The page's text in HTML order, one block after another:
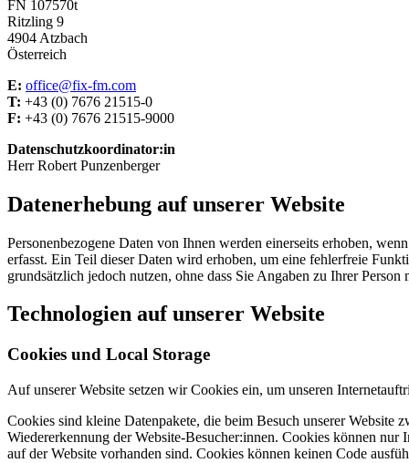
FN 107570t
Ritzling 9
4904 Atzbach
Österreich
E: office@fix-fm.com
T: +43 (0) 7676 21515-0
F: +43 (0) 7676 21515-9000
Datenschutzkoordinator:in
Herr Robert Punzenberger
Datenerhebung auf unserer Website
Personenbezogene Daten von Ihnen werden einerseits erhoben,
erfasst. Ein Teil dieser Daten wird erhoben, um eine fehlerfreie
grundsätzlich jedoch nutzen, ohne dass Sie Angaben zu Ihrer Person
Technologien auf unserer Website
Cookies und Local Storage
Auf unserer Website setzen wir Cookies ein, um unseren
Cookies sind kleine Datenpakete, die beim Besuch unserer Website
Wiedererkennung der Website-Besucher:innen. Cookies können
auf der Website vorhanden sind. Cookies können keinen Code